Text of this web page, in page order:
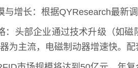
与增长：根据QYResearch最新
：头部企业通过技术升级（如
为主流，电磁制动器增速快。